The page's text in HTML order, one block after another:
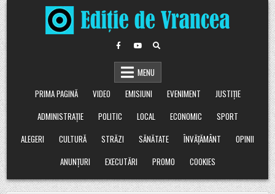
Skip
to
content
MENU
PRIMA PAGINĂ
VIDEO EMISIUNI EVENIMENT
JUSTIȚIE
ADMINISTRAȚIE
POLITIC LOCAL ECONOMIC
SPORT
ALEGERI
CULTURĂ STRĂZI SĂNĂTATE ÎNVĂȚĂMÂNT
OPINII
ANUNȚURI
EXECUTĂRI PROMO COOKIES